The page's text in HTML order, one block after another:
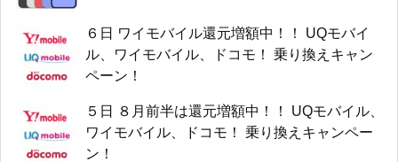
６日 ワイモバイル還元増額中！！ UQモバイ
ル、ワイモバイル、ドコモ！ 乗り換えキャン
ペーン！
５日 ８月前半は還元増額中！！ UQモバイル、
ワイモバイル、ドコモ！ 乗り換えキャンペー
ン！